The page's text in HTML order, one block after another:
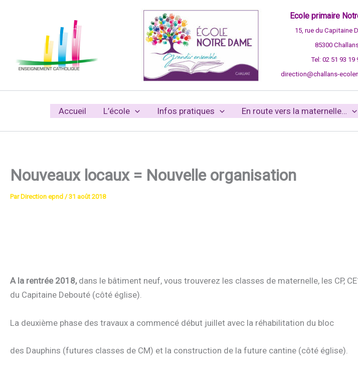
Ecole primaire
15, rue du Capitaine
85300
Tel: 02 51 93 19
direction@challans-
Accueil L’école Infos pratiques En route vers la maternelle…
Nouveaux locaux = Nouvelle organisation
Par Direction epnd /31 août 2018
A la rentrée 2018, dans le bâtiment neuf, vous trouverez les classes de maternelle, les CP,
du Capitaine Debouté (côté église).
La deuxième phase des travaux a commencé début juillet avec la réhabilitation du bloc
des Dauphins (futures classes de CM) et la construction de la future cantine (côté église).